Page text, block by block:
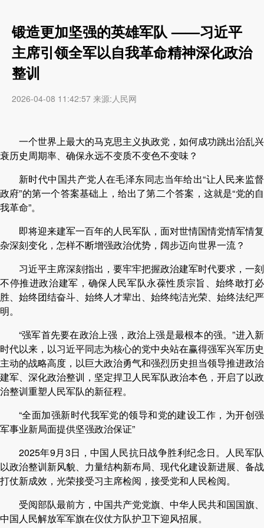
锻造更加坚强的英雄军队 ——习近平
主席引领全军以自我革命精神深化政治
整训
2026-04-08 11:42:57 来源:人民网
一个世界上最大的马克思主义执政党，如何成功跳出治乱兴
衰历史周期率、确保永远不变质不变色不变味？
新时代中国共产党人在毛泽东同志当年给出“让人民来监督
政府”的第一个答案基础上，给出了第二个答案，这就是“党的自
我革命”。
即将迎来建军一百年的人民军队，面对世情国情党情军情复
杂深刻变化，怎样不断增强政治优势，阔步迈向世界一流？
习近平主席深刻指出，要牢牢把握政治建军时代要求，一刻
不停推进政治建军，确保人民军队永葆性质宗旨、始终敢打必
胜、始终团结奋斗、始终人才辈出、始终纯洁光荣、始终法纪严
明。
“强军首先要在政治上强，政治上强是最根本的强。”进入新
时代以来，以习近平同志为核心的党中央站在赢得强军兴军历史
主动的战略高度，以巨大政治勇气和强烈历史担当领导推进政治
建军、深化政治整训，坚定捍卫人民军队政治本色，开启了以政
治整训重塑人民军队的新征程。
“全面加强新时代我军党的领导和党的建设工作，为开创强
军事业新局面提供坚强政治保证”
2025年9月3日，中国人民抗日战争胜利纪念日。人民军队
以政治整训新风貌、力量结构新布局、现代化建设新进展、备战
打仗新成效，光荣接受习主席检阅，接受党和人民检阅。
受阅部队最前方，中国共产党党旗、中华人民共和国国旗、
中国人民解放军军旗在仪仗方队护卫下迎风招展。